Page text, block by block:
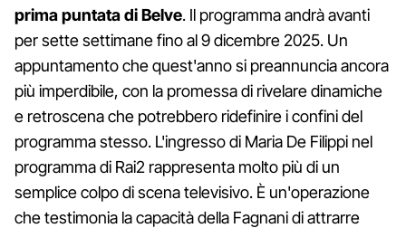
prima puntata di Belve. Il programma andrà avanti
per sette settimane fino al 9 dicembre 2025. Un
appuntamento che quest'anno si preannuncia ancora
più imperdibile, con la promessa di rivelare dinamiche
e retroscena che potrebbero ridefinire i confini del
programma stesso. L'ingresso di Maria De Filippi nel
programma di Rai2 rappresenta molto più di un
semplice colpo di scena televisivo. È un'operazione
che testimonia la capacità della Fagnani di attrarre